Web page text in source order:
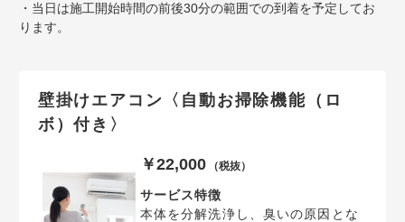
・当日は施工開始時間の前後30分の範囲での到着を予定してお
ります。
壁掛けエアコン〈自動お掃除機能（ロ
ボ）付き〉
￥22,000 （税抜）
サービス特徴
本体を分解洗浄し、臭いの原因とな